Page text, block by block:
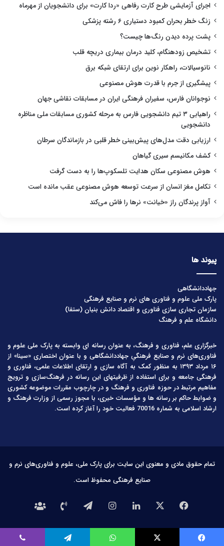
اجرای آزمایشی طرح کارت رفاهی «ردا کارت» برای دانشجویان از مهرماه
زنگ خطر بحران کمبود دستیاری ۶ رشته پزشکی
پشت پرده دیدن رنگ‌ها چیست؟
تشخیص زودهنگام، کلید درمان بیماری دریچه قلب
نانوسیالات، راهکار نوین برای ارتقای شبکه برق
پیشگیری از جرم با قدرت هوش مصنوعی
نوجوانان فارس، سفیران فرهنگی ایران در مسابقات نقاشی جهان
راهیابی ۳ تیم دانشجویی فارس به مرحله کشوری مسابقات ملی مناظره
دانشجویی
ارزیابی دقت مدل‌های پیش‌بینی خطر قلبی در بازماندگان سرطان
کشف مکانیسم سیری گیاهان
هوش مصنوعی سکان هدایت تلسکوپ‌ها را به دست گرفت
تکامل مغز انسان از سرعت توسعه هوش مصنوعی عقب مانده است
آواز پرندگان راز «خیانت» نرها را فاش می‌کند
پیوند ها
جهاددانشگاهی
پارک ملی علوم و فناوری های نرم و صنایع فرهنگی
سازمان تجاری سازی فناوری و اقتصاد دانش بنیان (ستفا)
دانشگاه علم و فرهنگ
خبرگزاری علم، فناوری و فرهنگ، به عنوان رسانه ای وابسته به پارک ملی علوم و
فناوری‌های نرم و صنایع فرهنگیِ جهاددانشگاهی و با عنوان اختصاری «سینا» از
۱۶ مرداد ۱۳۹۳ به منظور کمک به آگاه سازی و ارتقای اطلاعات علمی، فناوری و
فرهنگی جامعه و برای استفاده از ظرفیتهای این رسانه در فرهنگ‌سازی و ترویج
مفاهیم مرتبط در حوزه فناوری و فرهنگ و در چارچوب مقررات موضوعه کشوری
و ضوابط حاکم بر رسانه ها و مؤسسات خبری، با مجوز رسمی از وزارت فرهنگ و
ارشاد اسلامی به شماره 70016 فعالیت خود را آغاز کرده است.
تمام حقوق مادی و معنوی این سایت برای پارک ملی، علوم و فناوری‌های نرم و
صنایع فرهنگی محفوظ است.
فیس
بوک
لینکدیناینستاگرامتلگرامتماس
با
درباره
ما